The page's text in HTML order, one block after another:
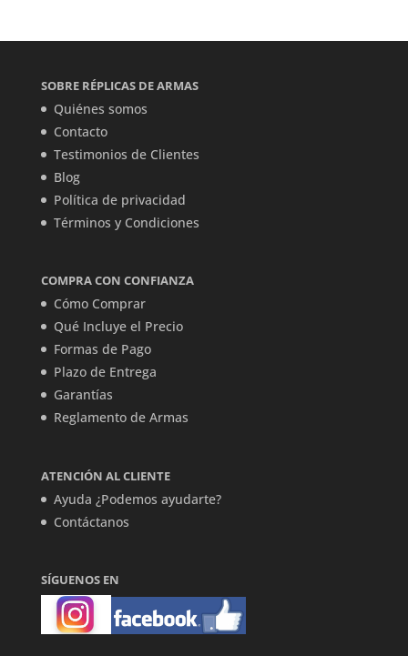
SOBRE RÉPLICAS DE ARMAS
Quiénes somos
Contacto
Testimonios de Clientes
Blog
Política de privacidad
Términos y Condiciones
COMPRA CON CONFIANZA
Cómo Comprar
Qué Incluye el Precio
Formas de Pago
Plazo de Entrega
Garantías
Reglamento de Armas
ATENCIÓN AL CLIENTE
Ayuda ¿Podemos ayudarte?
Contáctanos
SÍGUENOS EN